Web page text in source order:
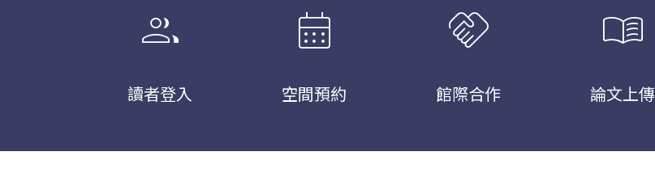
group
讀者登入
calendar_month
空間預約
handshake
館際合作
menu_book
論文上傳